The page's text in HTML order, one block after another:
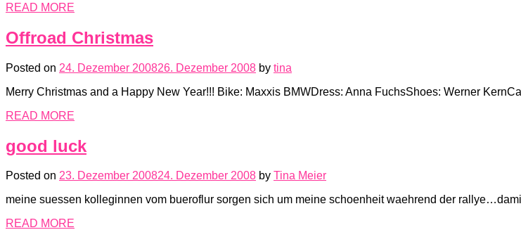
READ MORE
Offroad Christmas
Posted on 24. Dezember 200826. Dezember 2008 by tina
Merry Christmas and a Happy New Year!!! Bike: Maxxis BMWDress: Anna FuchsShoes: Werner
READ MORE
good luck
Posted on 23. Dezember 200824. Dezember 2008 by Tina Meier
meine suessen kolleginnen vom bueroflur sorgen sich um meine schoenheit waehrend der
READ MORE